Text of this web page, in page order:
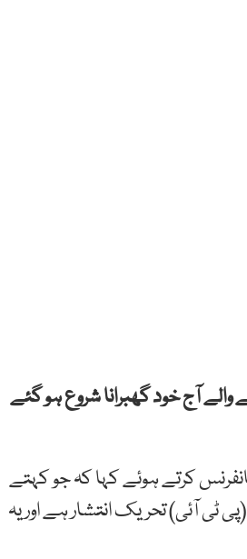
آج خود گھبرانا شروع ہو گئے
کرتے ہوئے کہا کہ جو کہتے
ٹی آئی) تحریک انتشار ہے اور یہ